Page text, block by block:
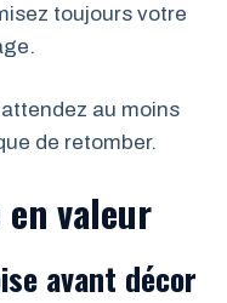
toujours votre
attendez au moins
de retomber.
valeur
avant décor